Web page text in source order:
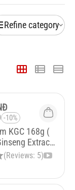
Refine category
-10%
KGC 168g (
Extract
(Reviews: 5)